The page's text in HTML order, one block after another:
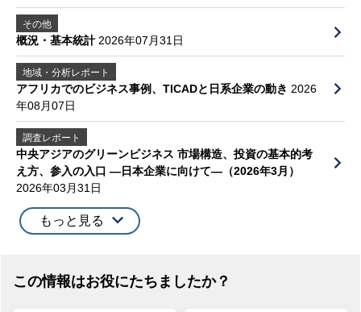
その他
概況・基本統計 2026年07月31日
地域・分析レポート
アフリカでのビジネス事例、TICADと日系企業の動き 2026
年08月07日
調査レポート
中央アジアのグリーンビジネス 市場構造、投資の基本的考
え方、参入の入口 ―日本企業に向けて―（2026年3月）
2026年03月31日
もっと見る
この情報はお役にたちましたか？